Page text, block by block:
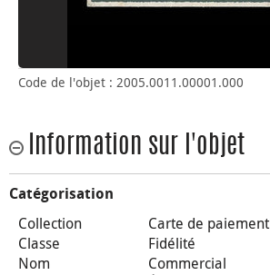
Code de l'objet : 2005.0011.00001.000
Information sur l'objet
Catégorisation
Collection
Carte de paiement
Classe
Fidélité
Nom
Commercial